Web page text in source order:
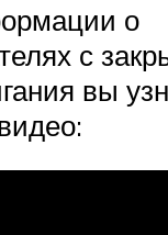
о
с
вы